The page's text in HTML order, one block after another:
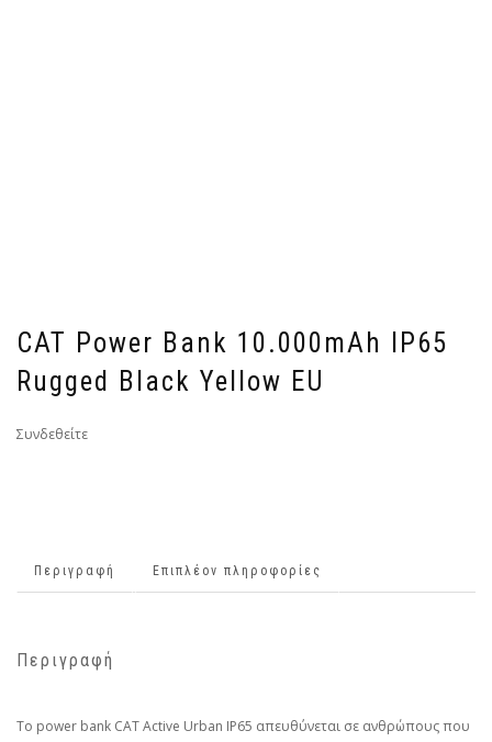
CAT Power Bank 10.000mAh IP65
Rugged Black Yellow EU
Συνδεθείτε
Περιγραφή Επιπλέον πληροφορίες
Περιγραφή
Το power bank CAT Active Urban IP65 απευθύνεται σε ανθρώπους που